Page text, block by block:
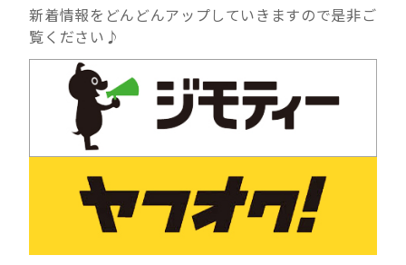
新着情報をどんどんアップしていきますので是非ご
覧ください♪